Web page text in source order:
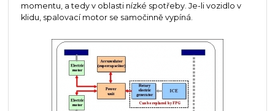
momentu, a tedy v oblasti nízké spotřeby. Je-li vozidlo v
klidu, spalovací motor se samočinně vypíná.